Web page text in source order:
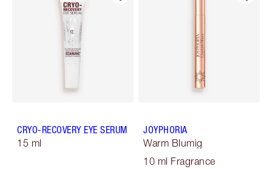
CRYO-RECOVERY EYE SERUM
15 ml
JOYPHORIA
Warm Blumig
10 ml Fragrance